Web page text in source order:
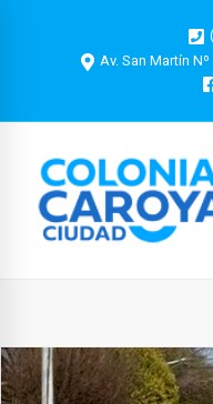
Av. San Martín